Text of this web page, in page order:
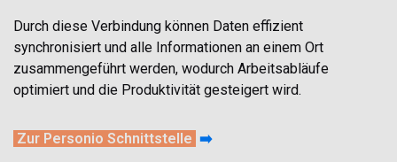
Durch diese Verbindung können Daten effizient
synchronisiert und alle Informationen an einem Ort
zusammengeführt werden, wodurch Arbeitsabläufe
optimiert und die Produktivität gesteigert wird.
Zur Personio Schnittstelle ➡️